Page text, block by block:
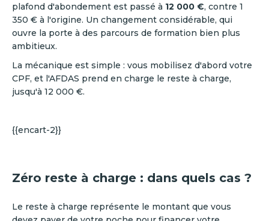
plafond d'abondement est passé à 12 000 €, contre 1
350 € à l'origine. Un changement considérable, qui
ouvre la porte à des parcours de formation bien plus
ambitieux.
La mécanique est simple : vous mobilisez d'abord votre
CPF, et l'AFDAS prend en charge le reste à charge,
jusqu'à 12 000 €.
{{encart-2}}
Zéro reste à charge : dans quels cas ?
Le reste à charge représente le montant que vous